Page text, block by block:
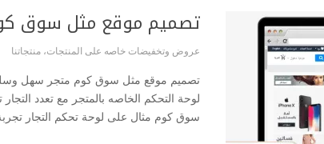
تصميم موقع مثل سوق كوم
عروض وتخفيضات خاصه على المنتجات، منتجاتنا
تصميم موقع مثل سوق كوم متجر سهل
سوق كوم مثال على لوحة تحكم التجار